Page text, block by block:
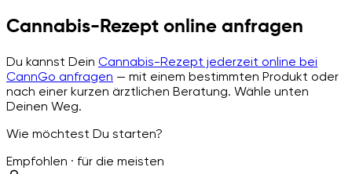
Cannabis-Rezept online anfragen
Du kannst Dein Cannabis-Rezept jederzeit online bei
CannGo anfragen — mit einem bestimmten Produkt oder
nach einer kurzen ärztlichen Beratung. Wähle unten
Deinen Weg.
Wie möchtest Du starten?
Empfohlen · für die meisten